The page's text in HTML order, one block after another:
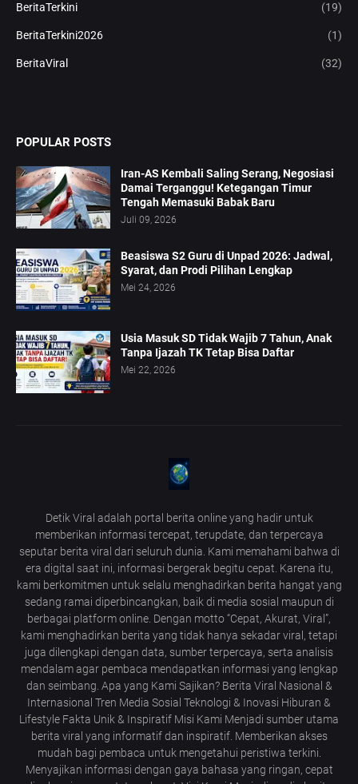
BeritaTerkini (19)
BeritaTerkini2026 (1)
BeritaViral (32)
POPULAR POSTS
Iran-AS Kembali Saling Serang, Negosiasi
Damai Terganggu! Ketegangan Timur
Tengah Memasuki Babak Baru
Juli 09, 2026
Beasiswa S2 Guru di Unpad 2026: Jadwal,
Syarat, dan Prodi Pilihan Lengkap
Mei 24, 2026
Usia Masuk SD Tidak Wajib 7 Tahun, Anak
Tanpa Ijazah TK Tetap Bisa Daftar
Mei 22, 2026
Detik Viral adalah portal berita online yang hadir untuk
memberikan informasi tercepat, terupdate, dan terpercaya
seputar berita viral dari seluruh dunia. Kami memahami bahwa di
era digital saat ini, informasi bergerak begitu cepat. Karena itu,
kami berkomitmen untuk selalu menghadirkan berita hangat yang
sedang ramai diperbincangkan, baik di media sosial maupun di
berbagai platform online. Dengan motto “Cepat, Akurat, Viral”,
kami menghadirkan berita yang tidak hanya sekadar viral, tetapi
juga dilengkapi dengan data, sumber terpercaya, serta analisis
mendalam agar pembaca mendapatkan informasi yang lengkap
dan seimbang. Apa yang Kami Sajikan? Berita Viral Nasional &
Internasional Tren Media Sosial Teknologi & Inovasi Hiburan &
Lifestyle Fakta Unik & Inspiratif Misi Kami Menjadi sumber utama
berita viral yang informatif dan inspiratif. Memberikan akses
mudah bagi pembaca untuk mengetahui peristiwa terkini.
Menyajikan informasi dengan gaya bahasa yang ringan, cepat